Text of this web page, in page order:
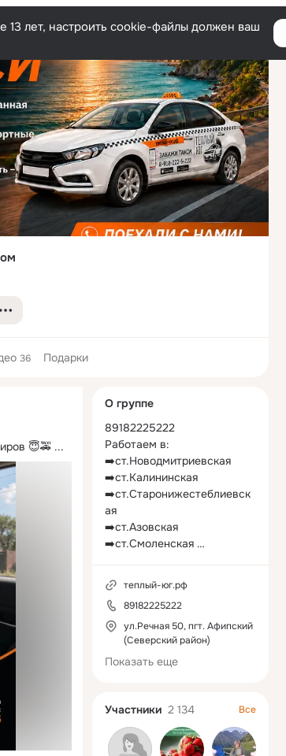
лет, настроить cookie-файлы должен ваш
36 Подарки
😇🚕 ...
колонка
О группе
89182225222
Работаем в:
➡️ст.Новодмитриевская
➡️ст.Калининская
➡️ст.Старонижестеблиевск
ая
➡️ст.Азовская
➡️ст.Смоленская
➡️ст.Северская
➡️пгт.Черноморский
➡️с.Львовское
➡️пгт.Ильский
➡️ст. Старовеличковская
дешевле лишь пешком.
теплый-юг.рф
89182225222
ул.Речная 50, пгт. Афипский
(Северский район)
Показать еще
Участники 2 134 Все